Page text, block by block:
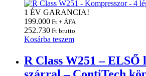
1 ÉV GARANCIA!
199.000 Ft + ÁFA
252.730 Ft brutto
Kosárba teszem
R Class W251 – ELSŐ